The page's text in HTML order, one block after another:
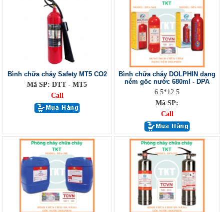
Bình chữa cháy Safety MT5 CO2
Mã SP: DTT - MT5
Call
Bình chữa cháy DOLPHIN dạng
ném gốc nước 680ml - DPA
6.5*12.5
Mã SP:
Call